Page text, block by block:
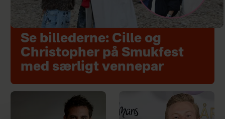
Se billederne: Cille og
Christopher på Smukfest
med særligt vennepar